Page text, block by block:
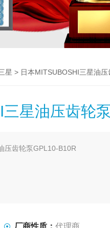
星 > 日本MITSUBOSHI三星油压
星油压齿轮泵
压齿轮泵GPL10-B10R
厂商性质： 代理商